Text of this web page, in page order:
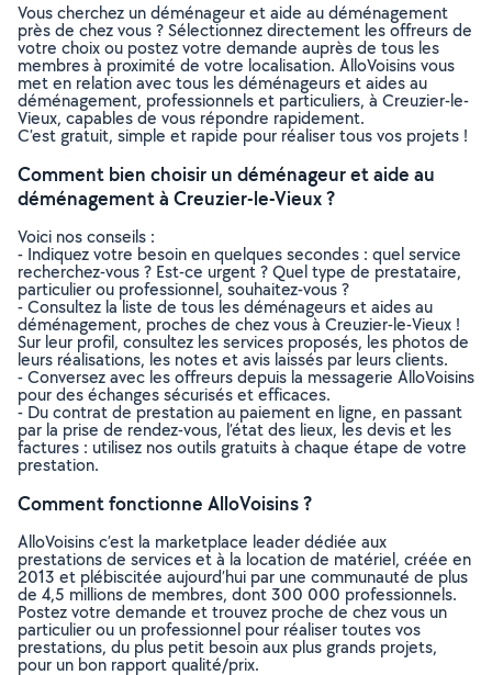
Vous cherchez un déménageur et aide au déménagement
près de chez vous ? Sélectionnez directement les offreurs de
votre choix ou postez votre demande auprès de tous les
membres à proximité de votre localisation. AlloVoisins vous
met en relation avec tous les déménageurs et aides au
déménagement, professionnels et particuliers, à Creuzier-le-
Vieux, capables de vous répondre rapidement.
C’est gratuit, simple et rapide pour réaliser tous vos projets !
Comment bien choisir un déménageur et aide au
déménagement à Creuzier-le-Vieux ?
Voici nos conseils :
- Indiquez votre besoin en quelques secondes : quel service
recherchez-vous ? Est-ce urgent ? Quel type de prestataire,
particulier ou professionnel, souhaitez-vous ?
- Consultez la liste de tous les déménageurs et aides au
déménagement, proches de chez vous à Creuzier-le-Vieux !
Sur leur profil, consultez les services proposés, les photos de
leurs réalisations, les notes et avis laissés par leurs clients.
- Conversez avec les offreurs depuis la messagerie AlloVoisins
pour des échanges sécurisés et efficaces.
- Du contrat de prestation au paiement en ligne, en passant
par la prise de rendez-vous, l’état des lieux, les devis et les
factures : utilisez nos outils gratuits à chaque étape de votre
prestation.
Comment fonctionne AlloVoisins ?
AlloVoisins c’est la marketplace leader dédiée aux
prestations de services et à la location de matériel, créée en
2013 et plébiscitée aujourd’hui par une communauté de plus
de 4,5 millions de membres, dont 300 000 professionnels.
Postez votre demande et trouvez proche de chez vous un
particulier ou un professionnel pour réaliser toutes vos
prestations, du plus petit besoin aux plus grands projets,
pour un bon rapport qualité/prix.